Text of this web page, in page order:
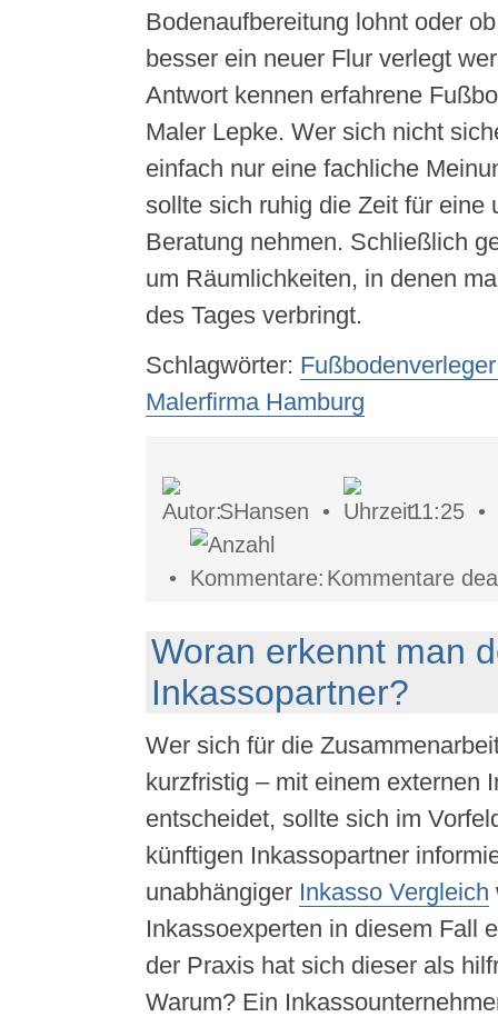
Bodenaufbereitung lohnt oder
besser ein neuer Flur verlegt
Antwort kennen erfahrene
Maler Lepke. Wer sich nicht
einfach nur eine fachliche
sollte sich ruhig die Zeit für eine
Beratung nehmen. Schließlich
um Räumlichkeiten, in denen
des Tages verbringt.
Schlagwörter:
Malerfirma Hamburg
SHansen • 11:25 •
• Kommentare
Woran erkennt man
Inkassopartner?
Wer sich für die
kurzfristig – mit einem externen
entscheidet, sollte sich im
künftigen Inkassopartner
unabhängiger Inkasso Vergleich
Inkassoexperten in diesem Fall
der Praxis hat sich dieser als
Warum? Ein